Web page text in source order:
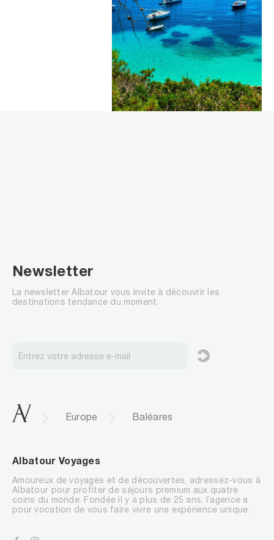
Newsletter
La newsletter Albatour vous invite à découvrir les
destinations tendance du moment.
Europe Baléares
Albatour Voyages
Amoureux de voyages et de découvertes, adressez-vous à
Albatour pour profiter de séjours premium aux quatre
coins du monde. Fondée il y a plus de 25 ans, l’agence a
pour vocation de vous faire vivre une expérience unique.